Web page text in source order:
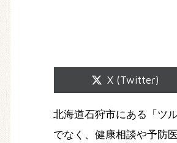
Share
X (Twitter)
北海道石狩市にある「ツ
でなく、健康相談や予防